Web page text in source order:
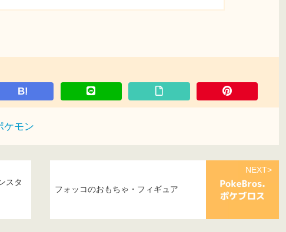
B!
ケモン
スタ
NEXT>
フォッコのおもちゃ・フィギュア